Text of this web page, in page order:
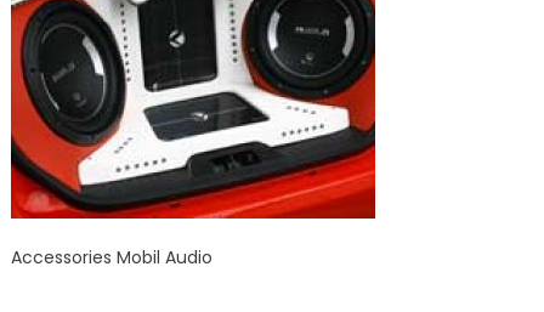
Accessories Mobil Audio